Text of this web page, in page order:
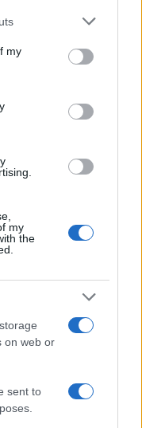
one or more Google
You may click to
third-party tags to
in below Google
my
my
the
on web or
sent to
του
ομαλοποιηθεί
η κανονική
ολοκλήρωση των
σχολείων
και σε γονείς
Οι
τον φόβο ότι τα
σε άλλα παιδιά.